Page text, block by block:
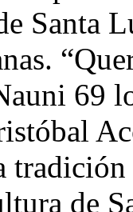
Santa
69
tradición
de